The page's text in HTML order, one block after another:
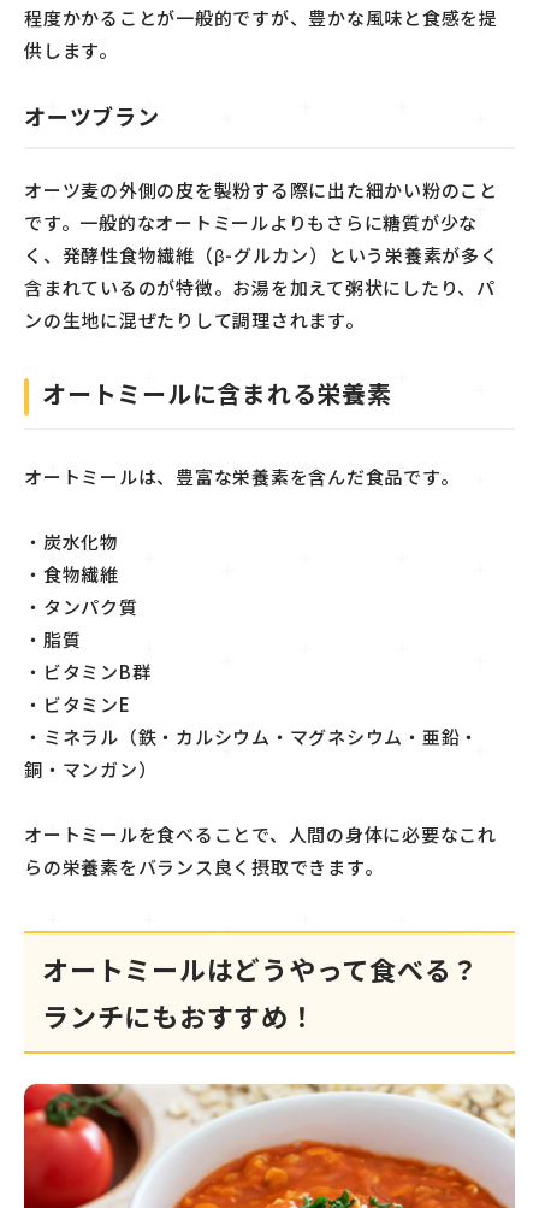
程度かかることが一般的ですが、豊かな風味と食感を提
供します。
オーツブラン
オーツ麦の外側の皮を製粉する際に出た細かい粉のこと
です。一般的なオートミールよりもさらに糖質が少な
く、発酵性食物繊維（β-グルカン）という栄養素が多く
含まれているのが特徴。お湯を加えて粥状にしたり、パ
ンの生地に混ぜたりして調理されます。
オートミールに含まれる栄養素
オートミールは、豊富な栄養素を含んだ食品です。
・炭水化物
・食物繊維
・タンパク質
・脂質
・ビタミンB群
・ビタミンE
・ミネラル（鉄・カルシウム・マグネシウム・亜鉛・
銅・マンガン）
オートミールを食べることで、人間の身体に必要なこれ
らの栄養素をバランス良く摂取できます。
オートミールはどうやって食べる？
ランチにもおすすめ！